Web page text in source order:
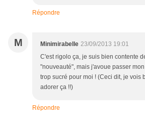
Répondre
M Minimirabelle 23/09/2013 19:01
C'est rigolo ça, je suis bien contente
"nouveauté", mais j'avoue passer
trop sucré pour moi ! (Ceci dit, je vois
adorer ça !!)
Répondre